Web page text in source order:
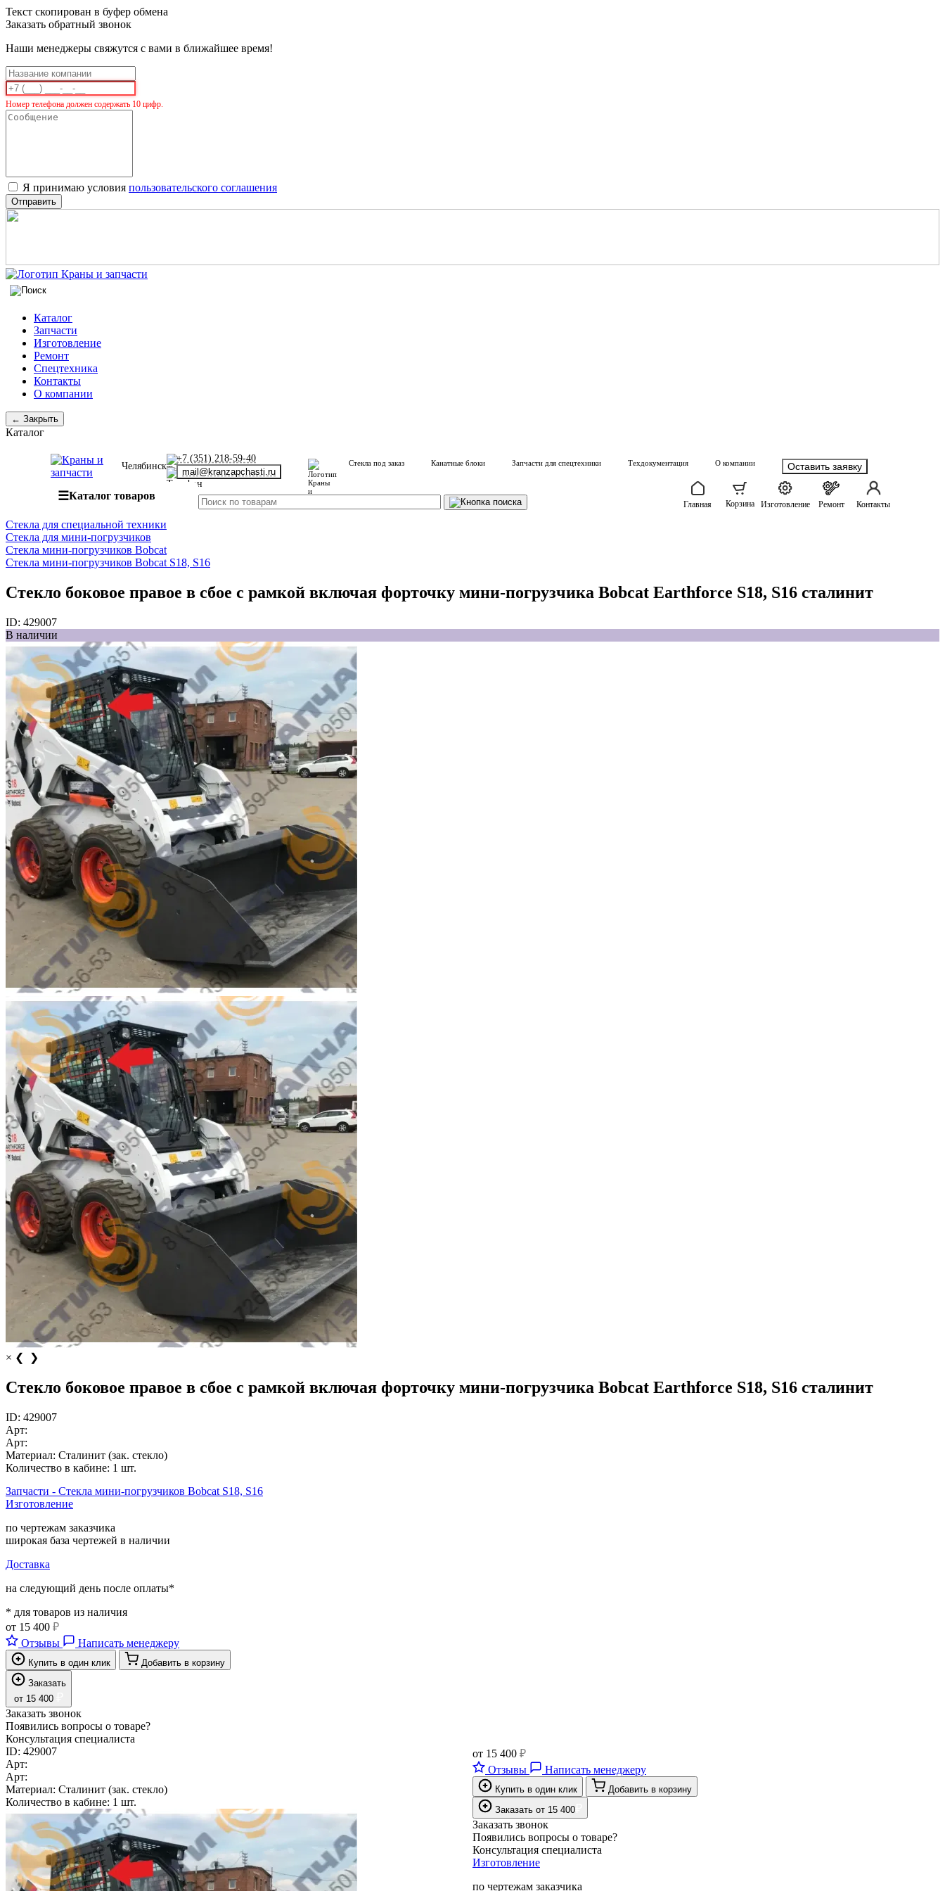
Текст скопирован в буфер обмена
Заказать обратный звонок
Наши менеджеры свяжутся с вами в ближайшее время!
Номер телефона должен содержать 10 цифр.
Я принимаю условия пользовательского соглашения
Отправить
Каталог
Запчасти
Изготовление
Ремонт
Спецтехника
Контакты
О компании
← Закрыть
Каталог
Челябинск
+7 (351) 218-59-40
mail@kranzapchasti.ru
Стекла под заказ Канатные блоки Запчасти для спецтехники Техдокументация О компании Оставить заявку
☰Каталог товаров
Главная Корзина Изготовление Ремонт Контакты
Стекла для специальной техники
Стекла для мини-погрузчиков
Стекла мини-погрузчиков Bobcat
Стекла мини-погрузчиков Bobcat S18, S16
Стекло боковое правое в сбое с рамкой включая форточку мини-погрузчика Bobcat Earthforce S18, S16 сталинит
ID: 429007
В наличии
× ❮ ❯
Стекло боковое правое в сбое с рамкой включая форточку мини-погрузчика Bobcat Earthforce S18, S16 сталинит
ID: 429007
Арт:
Арт:
Материал: Сталинит (зак. стекло)
Количество в кабине: 1 шт.
Запчасти - Стекла мини-погрузчиков Bobcat S18, S16
Изготовление
по чертежам заказчика
широкая база чертежей в наличии
Доставка
на следующий день после оплаты*
* для товаров из наличия
от 15 400 ₽
Отзывы
Написать менеджеру
Купить в один клик
Добавить в корзину
Заказать
от 15 400
Заказать звонок
Появились вопросы о товаре?
Консультация специалиста
ID: 429007
Арт:
Арт:
Материал: Сталинит (зак. стекло)
Количество в кабине: 1 шт.
от 15 400 ₽
Отзывы
Написать менеджеру
Купить в один клик
Добавить в корзину
Заказать от 15 400
Заказать звонок
Появились вопросы о товаре?
Консультация специалиста
Изготовление
по чертежам заказчика